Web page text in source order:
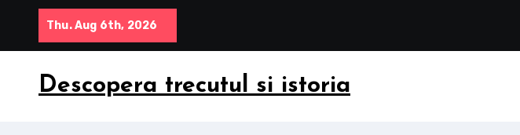
content
Thu. Aug 6th, 2026
Descopera trecutul si istoria